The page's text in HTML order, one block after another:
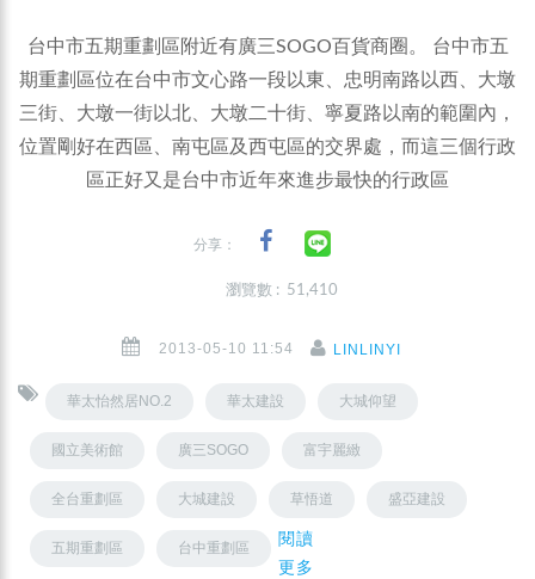
台中市五期重劃區附近有廣三SOGO百貨商圈。 台中市五
期重劃區位在台中市文心路一段以東、忠明南路以西、大墩
三街、大墩一街以北、大墩二十街、寧夏路以南的範圍內，
位置剛好在西區、南屯區及西屯區的交界處，而這三個行政
區正好又是台中市近年來進步最快的行政區
分享：
瀏覽數 : 51,410
2013-05-10 11:54 LINLINYI
華太怡然居NO.2 華太建設 大城仰望
國立美術館 廣三SOGO 富宇麗緻
全台重劃區 大城建設 草悟道 盛亞建設
五期重劃區 台中重劃區
閱讀
更多